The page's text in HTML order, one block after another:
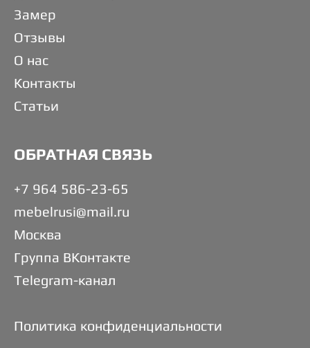
Замер
Отзывы
О нас
Контакты
Статьи
ОБРАТНАЯ СВЯЗЬ
+7 964 586-23-65
mebelrusi@mail.ru
Москва
Группа ВКонтакте
Telegram-канал
Политика конфиденциальности